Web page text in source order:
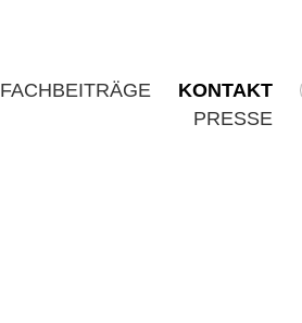
FACHBEITRÄGE
KONTAKT
PRESSE